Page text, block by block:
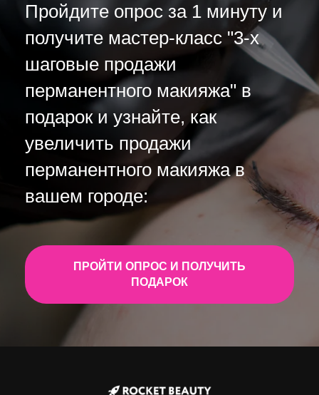
Пройдите опрос за 1 минуту и
получите мастер-класс "3-х
шаговые продажи
перманентного макияжа" в
подарок и узнайте, как
увеличить продажи
перманентного макияжа в
вашем городе:
ПРОЙТИ ОПРОС И ПОЛУЧИТЬ
ПОДАРОК